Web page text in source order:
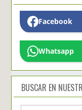
Facebook
Whatsapp
BUSCAR EN